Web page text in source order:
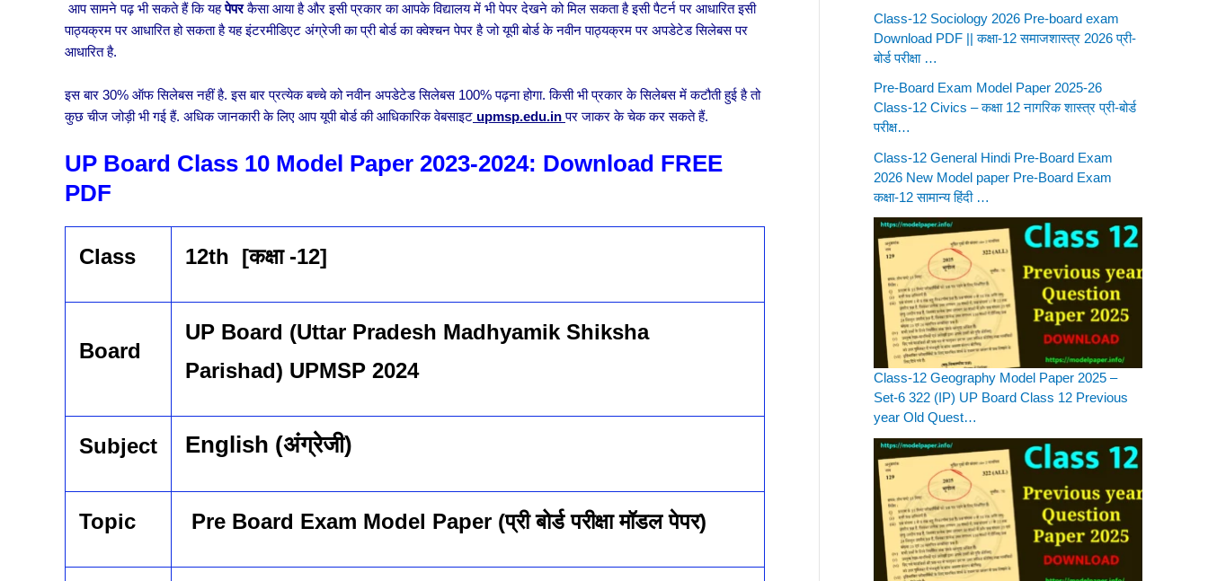
आप सामने पढ़ भी सकते हैं कि यहपेपरकैसा आया है और इसी प्रकार का आपके विद्यालय में भी पेपर देखने को मिल सकता है इसी पैटर्न पर आधारित इसी
पाठ्यक्रम पर आधारित हो सकता है यह इंटरमीडिएट अंग्रेजी का प्री बोर्ड का क्वेश्चन पेपर है जो यूपी बोर्ड के नवीन पाठ्यक्रम पर अपडेटेड सिलेबस पर
आधारित है.
इस बार 30% ऑफ सिलेबस नहीं है. इस बार प्रत्येक बच्चे को नवीन अपडेटेड सिलेबस 100% पढ़ना होगा. किसी भी प्रकार के सिलेबस में कटौती हुई है तो
कुछ चीज जोड़ी भी गई हैं. अधिक जानकारी के लिए आप यूपी बोर्ड की आधिकारिक वेबसाइट upmsp.edu.in पर जाकर के चेक कर सकते हैं.
UP Board Class 10 Model Paper 2023-2024: Download FREE
PDF
Class 12th [कक्षा -12]
Board
UP Board (Uttar Pradesh Madhyamik Shiksha
Parishad) UPMSP 2024
Subject English (अंग्रेजी)
Topic Pre Board Exam Model Paper (प्री बोर्डपरीक्षा मॉडल पेपर)
Class-12 Sociology 2026 Pre-board exam
Download PDF || कक्षा-12 समाजशास्त्र 2026 प्री-
बोर्ड परीक्षा …
Pre-Board Exam Model Paper 2025-26
Class-12 Civics – कक्षा 12 नागरिक शास्त्र प्री-बोर्ड
परीक्ष…
Class-12 General Hindi Pre-Board Exam
2026 New Model paper Pre-Board Exam
कक्षा-12 सामान्य हिंदी …
Class-12 Geography Model Paper 2025 –
Set-6 322 (IP) UP Board Class 12 Previous
year Old Quest…